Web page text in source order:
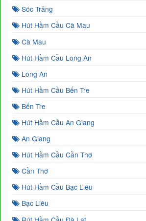
Sóc Trăng
Hút Hầm Cầu Cà Mau
Cà Mau
Hút Hầm Cầu Long An
Long An
Hút Hầm Cầu Bến Tre
Bến Tre
Hút Hầm Cầu An Giang
An Giang
Hút Hầm Cầu Cần Thơ
Cần Thơ
Hút Hầm Cầu Bạc Liêu
Bạc Liêu